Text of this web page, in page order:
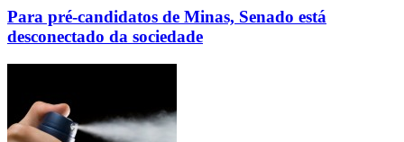
Para pré-candidatos de Minas, Senado está
desconectado da sociedade